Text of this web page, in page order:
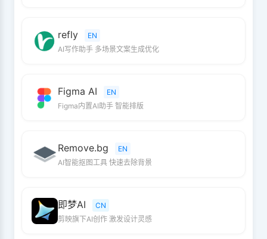
refly
EN
AI写作助手 多场景文案生成优化
Figma AI
EN
Figma内置AI助手 智能排版
Remove.bg
EN
AI智能抠图工具 快速去除背景
即梦AI
CN
剪映旗下AI创作 激发设计灵感